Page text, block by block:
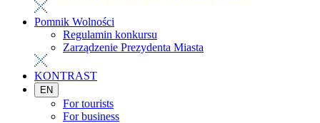
Pomnik Wolności
Regulamin konkursu
Zarządzenie Prezydenta Miasta
KONTRAST
EN
For tourists
For business